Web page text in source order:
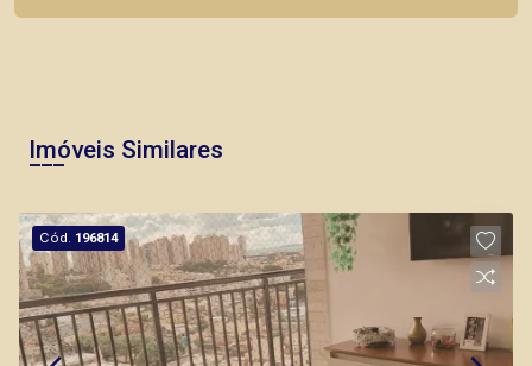
Imóveis Similares
Cód. 196814